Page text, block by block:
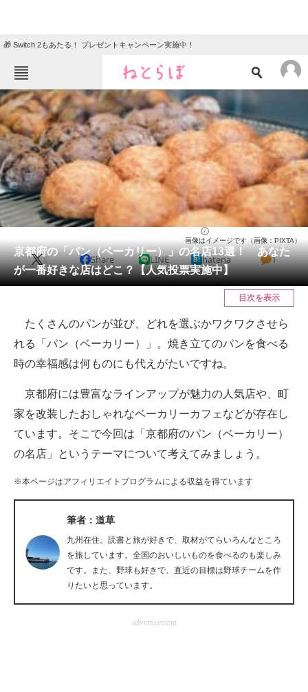
🎁 Switch 2もあたる！ プレゼントキャンペーン実施中！
ねとらぼメニュー
TOP ニュース
エンタメ クイズ
グルメ 地域
住まい 教育・育児
動物 リサーチ
会員記事
メディア
ITの今と未来を見通す
スマホと通信の最新トレンド
進化するPCとデバイスの未来
ビジネスと働き方のヒント
AI活用のいまが分かる
企業ITのトレンドを詳説
経営リーダーのコミュニティ
マーケ×ITの今がよく分かる
ITエンジニア向け専門サイト
京都府の「パン（ベーカリー）」の名店13選！ あなた
が一番好きな店はどこ？【人気投票実施中】
画像はイメージです（画像：PIXTA）
X Share LINE hatena 1
目次を表示
たくさんのパンが並び、どれを選ぶかワクワクさせら
れる「パン（ベーカリー）」。焼き立てのパンを食べる
時の幸福感は何ものにも代えがたいですね。
京都府には豊富なラインアップが魅力の人気店や、町
家を改装したおしゃれなベーカリーカフェなどが存在し
ています。そこで今回は「京都府のパン（ベーカリー）
の名店」というテーマについて考えてみましょう。
※本ページはアフィリエイトプログラムによる収益を得ています
筆者：道草
九州在住。読書と旅が好きで、取材がてらいろんなところ
を旅しています。全国のおいしいものを食べるのも楽しみ
です。また、野球も好きで、直近の目標は野球チームを作
りたいと思っています。
advertisement